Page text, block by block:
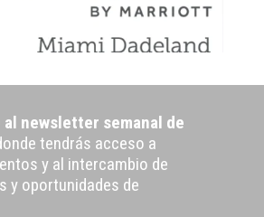
newsletter semanal de
tendrás acceso a
y al intercambio de
y oportunidades de